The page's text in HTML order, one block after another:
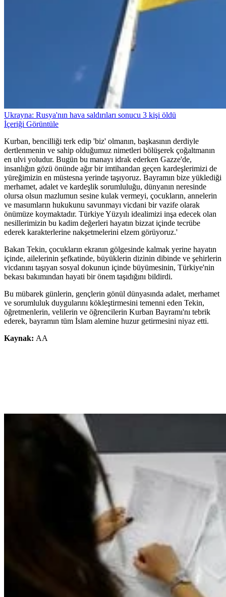
Ukrayna: Rusya'nın hava saldırıları sonucu 3 kişi öldü
İçeriği Görüntüle
Kurban, bencilliği terk edip 'biz' olmanın, başkasının derdiyle
dertlenmenin ve sahip olduğumuz nimetleri bölüşerek çoğaltmanın
en ulvi yoludur. Bugün bu manayı idrak ederken Gazze'de,
insanlığın gözü önünde ağır bir imtihandan geçen kardeşlerimizi de
yüreğimizin en müstesna yerinde taşıyoruz. Bayramın bize yüklediği
merhamet, adalet ve kardeşlik sorumluluğu, dünyanın neresinde
olursa olsun mazlumun sesine kulak vermeyi, çocukların, annelerin
ve masumların hukukunu savunmayı vicdani bir vazife olarak
önümüze koymaktadır. Türkiye Yüzyılı idealimizi inşa edecek olan
nesillerimizin bu kadim değerleri hayatın bizzat içinde tecrübe
ederek karakterlerine nakşetmelerini elzem görüyoruz.'
Bakan Tekin, çocukların ekranın gölgesinde kalmak yerine hayatın
içinde, ailelerinin şefkatinde, büyüklerin dizinin dibinde ve şehirlerin
vicdanını taşıyan sosyal dokunun içinde büyümesinin, Türkiye'nin
bekası bakımından hayati bir önem taşıdığını bildirdi.
Bu mübarek günlerin, gençlerin gönül dünyasında adalet, merhamet
ve sorumluluk duygularını kökleştirmesini temenni eden Tekin,
öğretmenlerin, velilerin ve öğrencilerin Kurban Bayramı'nı tebrik
ederek, bayramın tüm İslam alemine huzur getirmesini niyaz etti.
Kaynak: AA